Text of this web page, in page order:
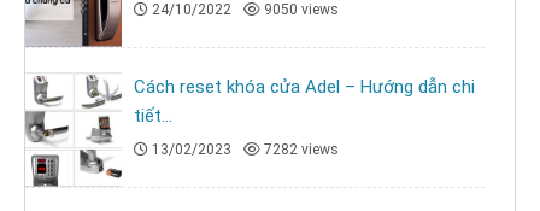
24/10/2022 9050 views
Cách reset khóa cửa Adel – Hướng dẫn chi
tiết...
13/02/2023 7282 views